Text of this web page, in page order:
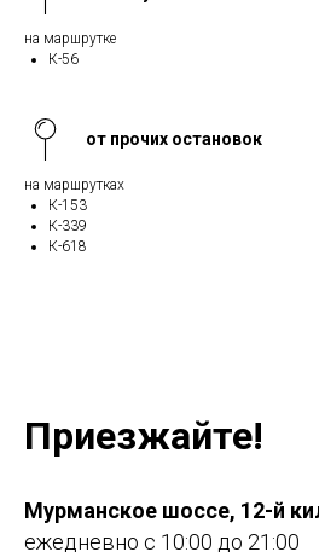
на маршрутке
К-56
от прочих остановок
на маршрутках
К-153
К-339
К-618
Приезжайте!
Мурманское шоссе, 12-й
ежедневно с 10:00 до 21:00